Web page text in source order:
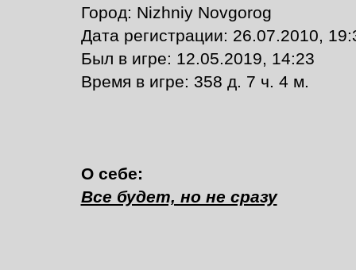
Город: Nizhniy Novgorog
Дата регистрации: 26.07.2010,
Был в игре: 12.05.2019, 14:23
Время в игре: 358 д. 7 ч. 4 м.
О себе:
Все будет, но не сразу